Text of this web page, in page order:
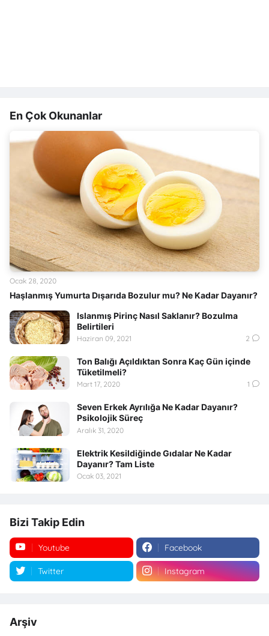
En Çok Okunanlar
Haşlanmış Yumurta Dışarıda Bozulur mu? Ne Kadar Dayanır?
Ocak 28, 2020
Islanmış Pirinç Nasıl Saklanır? Bozulma
Belirtileri
Haziran 09, 2021 2
Ton Balığı Açıldıktan Sonra Kaç Gün içinde
Tüketilmeli?
Mart 17, 2020 1
Seven Erkek Ayrılığa Ne Kadar Dayanır?
Psikolojik Süreç
Aralık 31, 2020
Elektrik Kesildiğinde Gıdalar Ne Kadar
Dayanır? Tam Liste
Ocak 03, 2021
Bizi Takip Edin
Youtube Facebook
Twitter Instagram
Arşiv